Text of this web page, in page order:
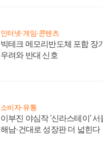
인터넷·게임·콘텐츠
빅테크 메모리반도체 포함 장
우려와 반대 신호
소비자·유통
이부진 야심작 '신라스테이' 서
해남·건대로 성장판 더 넓힌다